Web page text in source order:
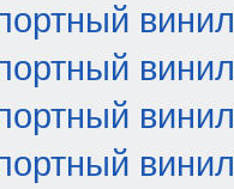
винил
винил
винил
винил